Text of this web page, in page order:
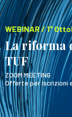
WEBINAR / 1°
La riforma
TUF
ZOOM MEETING
Offerte per iscrizioni